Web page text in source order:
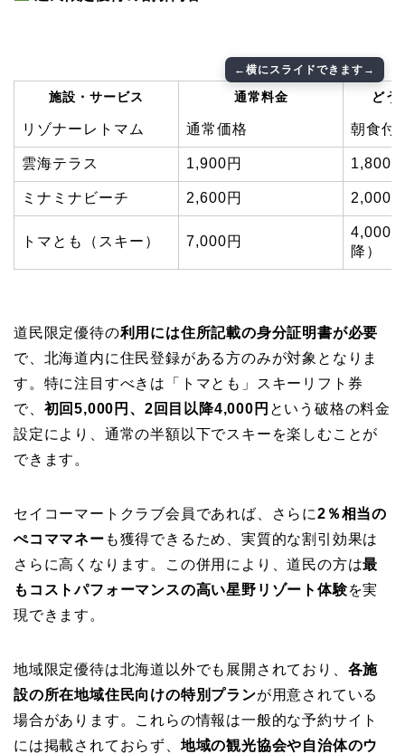
施設・サービス 通常料金 どう
リゾナーレトマム 通常価格 朝食付
雲海テラス 1,900円 1,800
ミナミナビーチ 2,600円 2,000
トマとも（スキー） 7,000円
4,000
降）
道民限定優待の利用には住所記載の身分証明書が必要
で、北海道内に住民登録がある方のみが対象となりま
す。特に注目すべきは「トマとも」スキーリフト券
で、 初回5,000円、2回目以降4,000円 という破格の料金
設定により、通常の半額以下でスキーを楽しむことが
できます。
セイコーマートクラブ会員であれば、さらに2％相当の
ぺコママネー も獲得できるため、実質的な割引効果は
さらに高くなります。この併用により、道民の方は最
もコストパフォーマンスの高い星野リゾート体験を実
現できます。
地域限定優待は北海道以外でも展開されており、 各施
設の所在地域住民向けの特別プランが用意されている
場合があります。これらの情報は一般的な予約サイト
には掲載されておらず、 地域の観光協会や自治体のウ